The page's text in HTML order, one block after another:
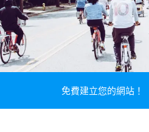
中華民國交通部觀光局 106台北
免費建立您的網站！